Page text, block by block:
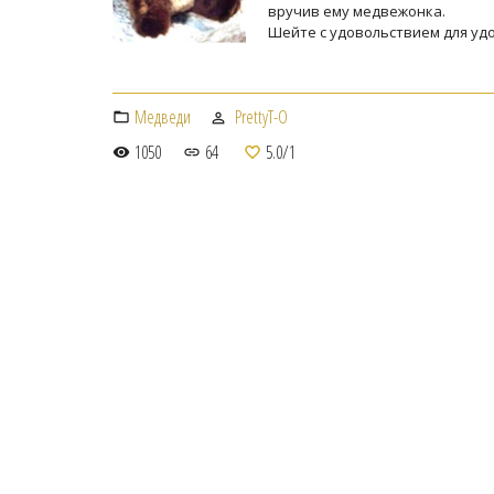
вручив ему медвежонка.
Шейте с удовольствием для
Медведи
PrettyT-O
1050
64 5.0/1